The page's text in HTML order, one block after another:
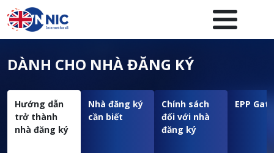
Nhảy đến nội dung
Menuheader của website
DÀNH CHO NHÀ ĐĂNG KÝ
Hướng dẫn
trở thành
nhà đăng ký
Nhà đăng ký
cần biết
Chính sách
đối với nhà
đăng ký
EPP